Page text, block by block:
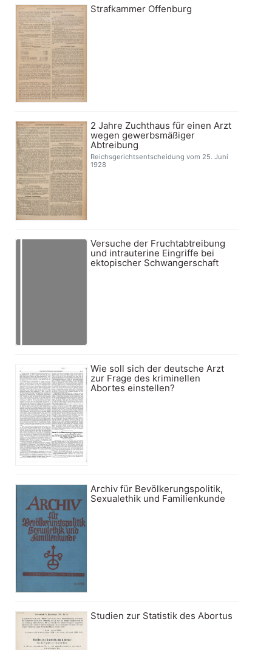
Strafkammer Offenburg
2 Jahre Zuchthaus für einen Arzt
wegen gewerbsmäßiger
Abtreibung
Reichsgerichtsentscheidung vom 25. Juni
1928
Versuche der Fruchtabtreibung
und intrauterine Eingriffe bei
ektopischer Schwangerschaft
Wie soll sich der deutsche Arzt
zur Frage des kriminellen
Abortes einstellen?
Archiv für Bevölkerungspolitik,
Sexualethik und Familienkunde
Studien zur Statistik des Abortus